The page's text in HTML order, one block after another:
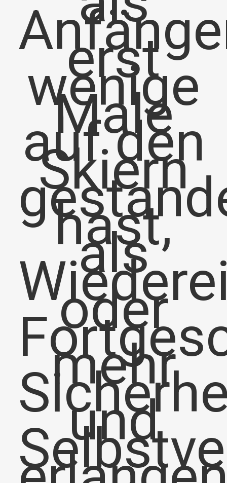
erst
wenige
Male
auf den
Skiern
hast,
als
oder
mehr
und